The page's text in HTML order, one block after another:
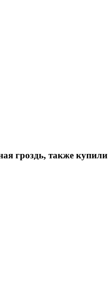
гроздь, также купили